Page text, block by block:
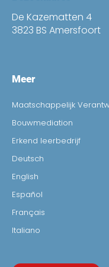
De Kazematten 4
3823 BS Amersfoort
Meer
Maatschappelijk
Bouwmediation
Erkend leerbedrijf
Deutsch
English
Español
Français
Italiano